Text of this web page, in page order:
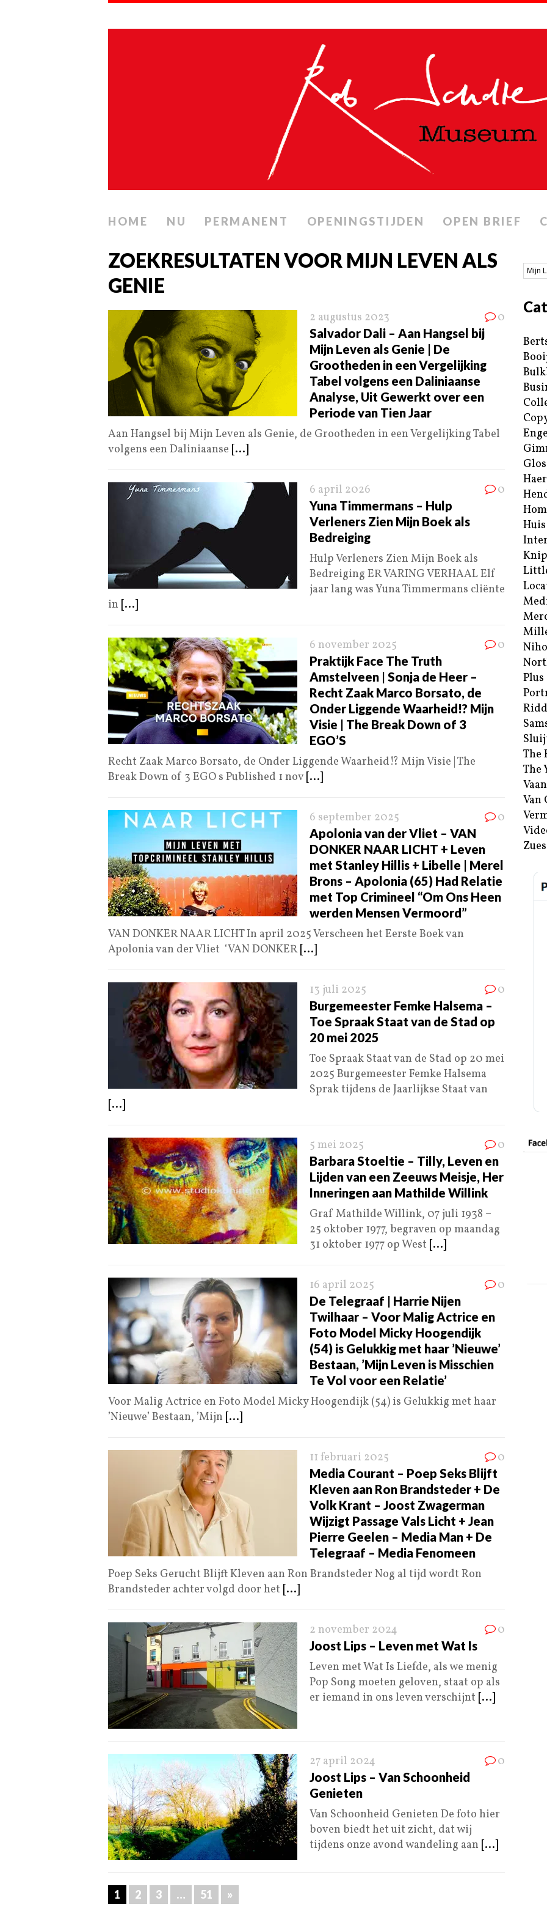
HOME NU PERMANENT OPENINGSTIJDEN OPEN BRIEF
ZOEKRESULTATEN VOOR MIJN LEVEN ALS
GENIE
2 augustus 2023 0
Salvador Dali – Aan Hangsel bij
Mijn Leven als Genie | De
Grootheden in een Vergelijking
Tabel volgens een Daliniaanse
Analyse, Uit Gewerkt over een
Periode van Tien Jaar
Aan Hangsel bij Mijn Leven als Genie, de Grootheden in een Vergelijking Tabel
volgens een Daliniaanse [...]
6 april 2026 0
Yuna Timmermans – Hulp
Verleners Zien Mijn Boek als
Bedreiging
Hulp Verleners Zien Mijn Boek als
Bedreiging ER VARING VERHAAL Elf
jaar lang was Yuna Timmermans cliënte
in [...]
6 november 2025 0
Praktijk Face The Truth
Amstelveen | Sonja de Heer –
Recht Zaak Marco Borsato, de
Onder Liggende Waarheid!? Mijn
Visie | The Break Down of 3
EGO’S
Recht Zaak Marco Borsato, de Onder Liggende Waarheid!? Mijn Visie | The
Break Down of 3 EGO s Published 1 nov [...]
6 september 2025 0
Apolonia van der Vliet – VAN
DONKER NAAR LICHT + Leven
met Stanley Hillis + Libelle | Merel
Brons – Apolonia (65) Had Relatie
met Top Crimineel “Om Ons Heen
werden Mensen Vermoord”
VAN DONKER NAAR LICHT In april 2025 Verscheen het Eerste Boek van
Apolonia van der Vliet ‘VAN DONKER [...]
13 juli 2025 0
Burgemeester Femke Halsema –
Toe Spraak Staat van de Stad op
20 mei 2025
Toe Spraak Staat van de Stad op 20 mei
2025 Burgemeester Femke Halsema
Sprak tijdens de Jaarlijkse Staat van
[...]
5 mei 2025 0
Barbara Stoeltie – Tilly, Leven en
Lijden van een Zeeuws Meisje, Her
Inneringen aan Mathilde Willink
Graf Mathilde Willink, 07 juli 1938 –
25 oktober 1977, begraven op maandag
31 oktober 1977 op West [...]
16 april 2025 0
De Telegraaf | Harrie Nijen
Twilhaar – Voor Malig Actrice en
Foto Model Micky Hoogendijk
(54) is Gelukkig met haar ’Nieuwe’
Bestaan, ’Mijn Leven is Misschien
Te Vol voor een Relatie’
Voor Malig Actrice en Foto Model Micky Hoogendijk (54) is Gelukkig met haar
’Nieuwe’ Bestaan, ’Mijn [...]
11 februari 2025 0
Media Courant – Poep Seks Blijft
Kleven aan Ron Brandsteder + De
Volk Krant – Joost Zwagerman
Wijzigt Passage Vals Licht + Jean
Pierre Geelen – Media Man + De
Telegraaf – Media Fenomeen
Poep Seks Gerucht Blijft Kleven aan Ron Brandsteder Nog al tijd wordt Ron
Brandsteder achter volgd door het [...]
2 november 2024 0
Joost Lips – Leven met Wat Is
Leven met Wat Is Liefde, als we menig
Pop Song moeten geloven, staat op als
er iemand in ons leven verschijnt [...]
27 april 2024 0
Joost Lips – Van Schoonheid
Genieten
Van Schoonheid Genieten De foto hier
boven biedt het uit zicht, dat wij
tijdens onze avond wandeling aan [...]
1 2 3 … 51 »
Plus
The
The
Van